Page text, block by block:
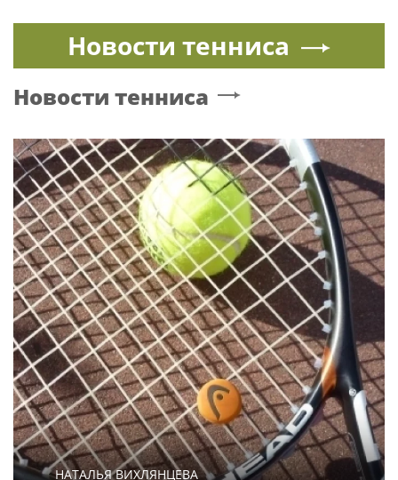
Новости тенниса
Новости тенниса
НАТАЛЬЯ ВИХЛЯНЦЕВА